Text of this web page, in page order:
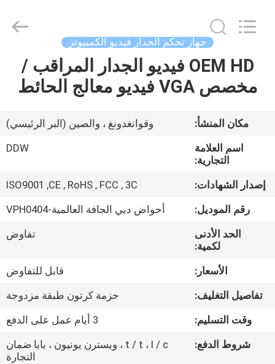
الصفحة
الرئيسية
منتجات
معلومات
عنا
جولة
المعمل
مراقبة
الجودة
Developed
جهاز تحكم الجدار فيديو الكمبيوتر
OEM HD فيديو الجدار المراقب /
مخصص VGA فيديو معالج الحائط
مكان المنشأ:
وقوانغدونغ ، والصين (البر الرئيسي)
اسم العلامة
التجارية:
DDW
إصدار الشهادات:
ISO9001 ,CE , RoHS , FCC , 3C
رقم الموديل:
أحواض دبي الجافة العالمية-VPH0404
الحد الأدنى
لكمية:
تفاوض
الأسعار:
قابل للتفاوض
تفاصيل التغليف:
حزمة كرتون طبقة مزدوجة
وقت التسليم:
3 أيام عمل على الدفع
شروط الدفع:
t / t ، l / c ، ويسترن يونيون ، بابا ضمان
التجارة